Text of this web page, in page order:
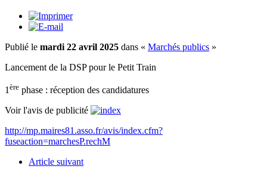
Publié le mardi 22 avril 2025 dans « Marchés publics »
Lancement de la DSP pour le Petit Train
1 ère phase : réception des candidatures
Voir l'avis de publicité
http://mp.maires81.asso.fr/avis/index.cfm?
fuseaction=marchesP.rechM
Article suivant